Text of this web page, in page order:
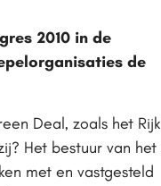
2010 in de
de
Deal, zoals het Rijk
Het bestuur van het
met en vastgesteld